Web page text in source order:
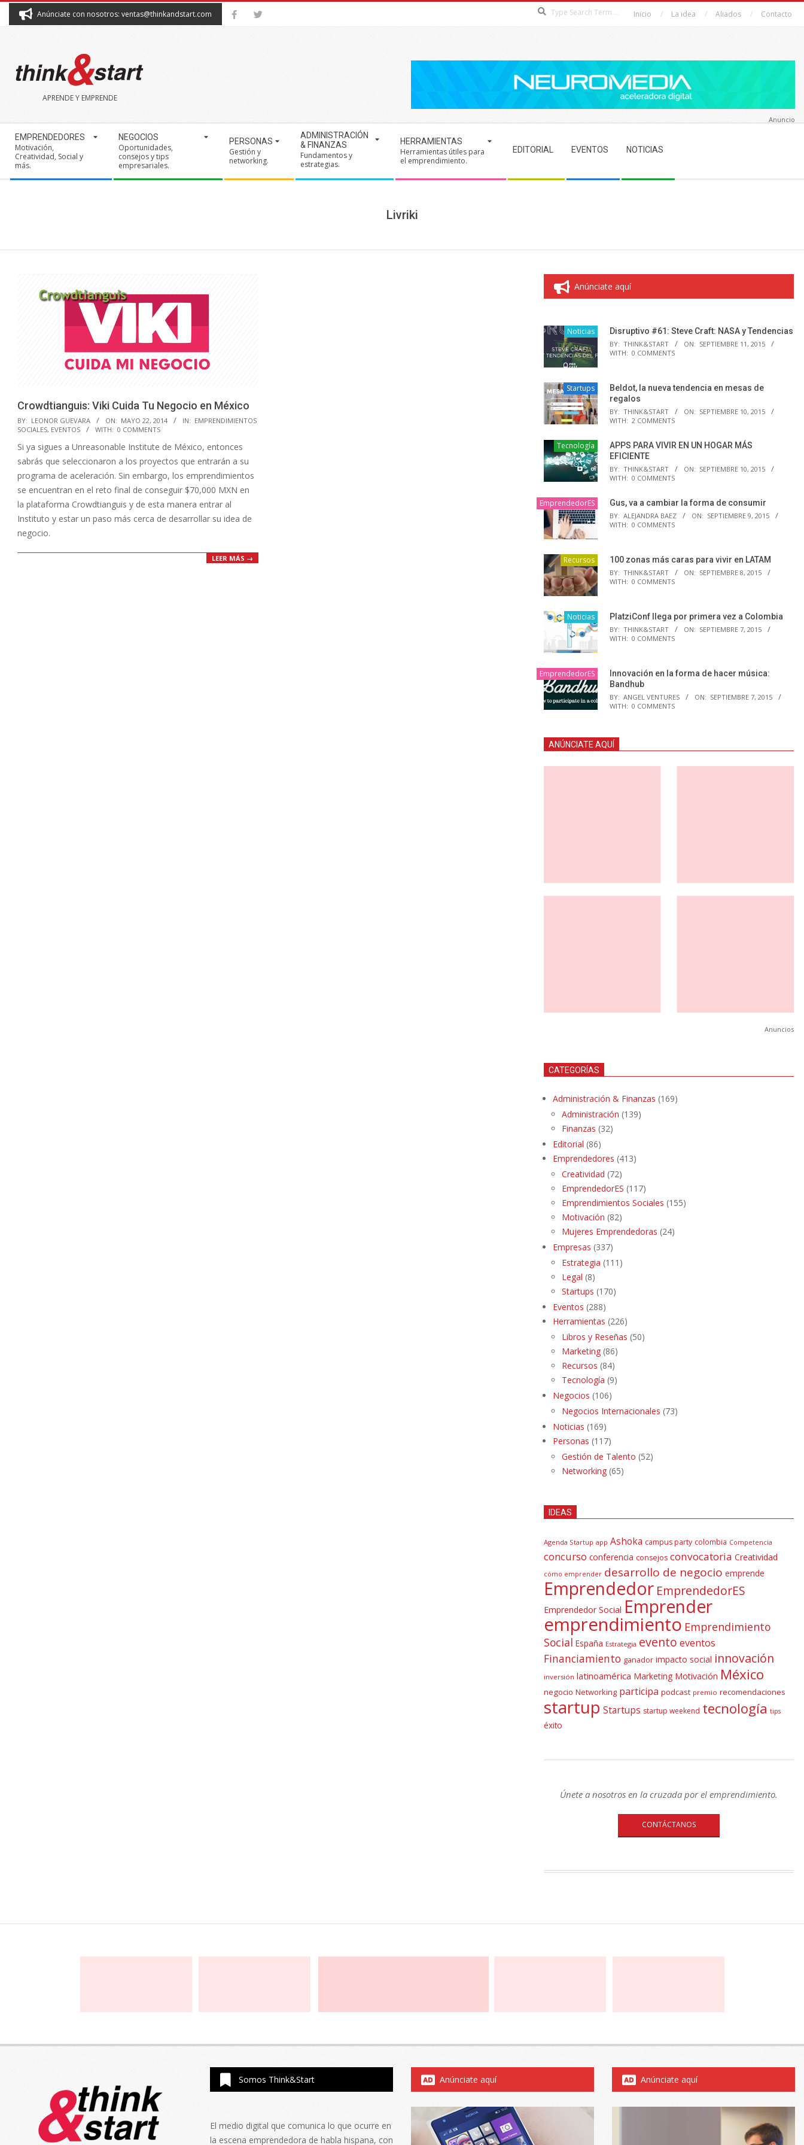
Anúnciate con nosotros: ventas@thinkandstart.com Inicio La idea Aliados Contacto
THINK&START
APRENDE Y EMPRENDE
Navigation
Menu
EMPRENDEDORES
Motivación,
Creatividad, Social y
más.
NEGOCIOS
Oportunidades,
consejos y tips
empresariales.
PERSONAS
Gestión y
networking.
ADMINISTRACIÓN
& FINANZAS
Fundamentos y
estrategias.
HERRAMIENTAS
Herramientas útiles para
el emprendimiento.
EDITORIAL EVENTOS NOTICIAS
Anuncio
Livriki
Crowdtianguis: Viki Cuida Tu Negocio en México
2014-
05-
22
BY: LEONOR GUEVARA ON: MAYO 22, 2014 IN: EMPRENDIMIENTOS
SOCIALES, EVENTOS WITH: 0 COMMENTS
Si ya sigues a Unreasonable Institute de México, entonces
sabrás que seleccionaron a los proyectos que entrarán a su
programa de aceleración. Sin embargo, los emprendimientos
se encuentran en el reto final de conseguir $70,000 MXN en
la plataforma Crowdtianguis y de esta manera entrar al
Instituto y estar un paso más cerca de desarrollar su idea de
negocio.
LEER MÁS →
Anúnciate aquí
Noticias Disruptivo #61: Steve Craft: NASA y Tendencias
BY: THINK&START ON: SEPTIEMBRE 11, 2015
WITH: 0 COMMENTS
Startups
Beldot, la nueva tendencia en mesas de
regalos
BY: THINK&START ON: SEPTIEMBRE 10, 2015
WITH: 2 COMMENTS
Tecnología
APPS PARA VIVIR EN UN HOGAR MÁS
EFICIENTE
BY: THINK&START ON: SEPTIEMBRE 10, 2015
WITH: 0 COMMENTS
EmprendedorES Gus, va a cambiar la forma de consumir
BY: ALEJANDRA BAEZ ON: SEPTIEMBRE 9, 2015
WITH: 0 COMMENTS
Recursos 100 zonas más caras para vivir en LATAM
BY: THINK&START ON: SEPTIEMBRE 8, 2015
WITH: 0 COMMENTS
Noticias PlatziConf llega por primera vez a Colombia
BY: THINK&START ON: SEPTIEMBRE 7, 2015
WITH: 0 COMMENTS
EmprendedorES
Innovación en la forma de hacer música:
Bandhub
BY: ANGEL VENTURES ON: SEPTIEMBRE 7, 2015
WITH: 0 COMMENTS
ANÚNCIATE AQUÍ
Anuncios
CATEGORÍAS
Administración & Finanzas (169)
Administración (139)
Finanzas (32)
Editorial (86)
Emprendedores (413)
Creatividad (72)
EmprendedorES (117)
Emprendimientos Sociales (155)
Motivación (82)
Mujeres Emprendedoras (24)
Empresas (337)
Estrategia (111)
Legal (8)
Startups (170)
Eventos (288)
Herramientas (226)
Libros y Reseñas (50)
Marketing (86)
Recursos (84)
Tecnología (9)
Negocios (106)
Negocios Internacionales (73)
Noticias (169)
Personas (117)
Gestión de Talento (52)
Networking (65)
IDEAS
Agenda Startup app Ashoka campus party colombia Competencia
concurso conferencia consejos convocatoria Creatividad
cómo emprender desarrollo de negocio emprende
Emprendedor EmprendedorES
Emprendedor Social Emprender
emprendimiento Emprendimiento
Social España Estrategia evento eventos
Financiamiento ganador impacto social innovación
inversión latinoamérica Marketing Motivación México
negocio Networking participa podcast premio recomendaciones
startup Startups startup weekend tecnología tips
éxito
Únete a nosotros en la cruzada por el emprendimiento.
CONTÁCTANOS
Somos Think&Start
El medio digital que comunica lo que ocurre en
la escena emprendedora de habla hispana, con
Anúnciate aquí Anúnciate aquí